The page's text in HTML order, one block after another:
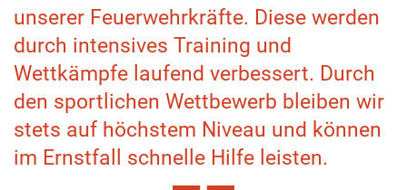
unserer Feuerwehrkräfte. Diese werden
durch intensives Training und
Wettkämpfe laufend verbessert. Durch
den sportlichen Wettbewerb bleiben wir
stets auf höchstem Niveau und können
im Ernstfall schnelle Hilfe leisten.